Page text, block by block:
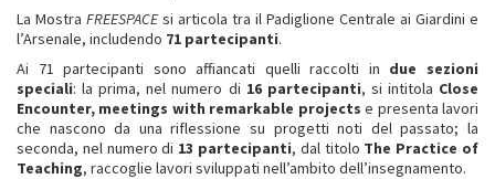
La Mostra FREESPACEsi articola tra il Padiglione Centrale ai Giardini e
l’Arsenale, includendo 71 partecipanti.
Ai 71 partecipanti sono affiancati quelli raccolti in due sezioni
speciali: la prima, nel numero di 16 partecipanti, si intitola Close
Encounter, meetings with remarkable projects e presenta lavori
che nascono da una riflessione su progetti noti del passato; la
seconda, nel numero di 13 partecipanti, dal titolo The Practice of
Teaching, raccoglie lavori sviluppati nell’ambito dell’insegnamento.